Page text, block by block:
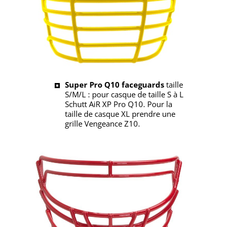
Super Pro Q10 faceguards taille
S/M/L : pour casque de taille S à L
Schutt AiR XP Pro Q10. Pour la
taille de casque XL prendre une
grille Vengeance Z10.